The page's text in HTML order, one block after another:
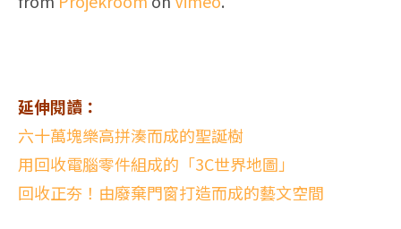
延伸閱讀：
六十萬塊樂高拼湊而成的聖誕樹
用回收電腦零件組成的「3C世界地圖」
回收正夯！由廢棄門窗打造而成的藝文空間